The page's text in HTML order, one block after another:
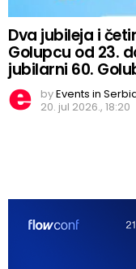
Dva jubileja i
Golupcu od 23.
jubilarni 60.
byEvents in
20. jul 2026., 18:20